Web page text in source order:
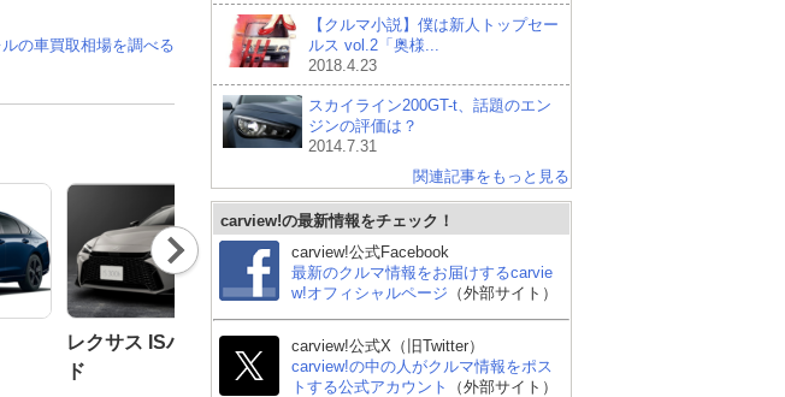
ルの車買取相場を調べる
レクサス ISハイブリッ
ド
スバル WRX S4
Nex
t
【クルマ小説】僕は新人トップセー
ルス vol.2「奥様...
2018.4.23
スカイライン200GT-t、話題のエン
ジンの評価は？
2014.7.31
関連記事をもっと見る
carview!の最新情報をチェック！
carview!公式Facebook
最新のクルマ情報をお届けするcarvie
w!オフィシャルページ （外部サイト）
carview!公式X（旧Twitter）
carview!の中の人がクルマ情報をポス
トする公式アカウント
（外部サイト）